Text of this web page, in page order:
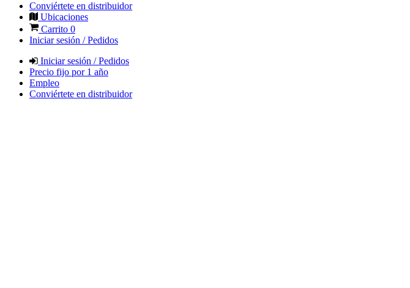
Conviértete en distribuidor
Ubicaciones
Carrito 0
Iniciar sesión / Pedidos
Iniciar sesión / Pedidos
Precio fijo por 1 año
Empleo
Conviértete en distribuidor